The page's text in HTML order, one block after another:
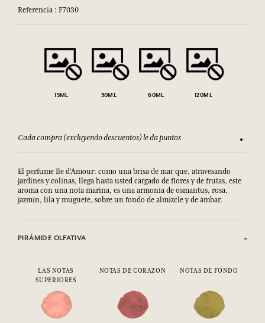
Referencia : F7030
15ML 30ML 60ML 120ML
Cada compra (excluyendo descuentos) le da puntos
El perfume Ile d'Amour: como una brisa de mar que, atravesando
jardines y colinas, llega hasta usted cargado de flores y de frutas, este
aroma con una nota marina, es una armonía de osmantus, rosa,
jazmín, lila y muguete, sobre un fondo de almizcle y de ámbar.
PIRÁMIDE OLFATIVA
LAS NOTAS
SUPERIORES
NOTAS DE CORAZON NOTAS DE FONDO